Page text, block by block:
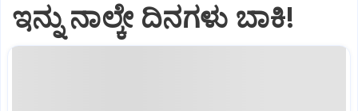
ಇನ್ನು ನಾಲ್ಕೇ ದಿನಗಳು ಬಾಕಿ!